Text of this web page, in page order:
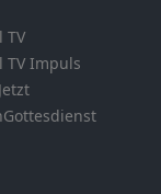
TV
TV Impuls